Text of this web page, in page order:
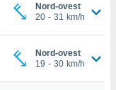
Nord-ovest
20 - 31 km/h
Nord-ovest
19 - 30 km/h